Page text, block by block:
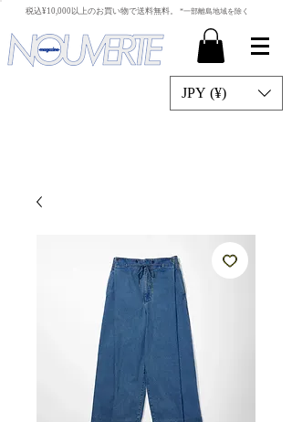
​税込¥10,000以上のお買い物で送料無料。 *一部離島地域を除く
JPY (¥)